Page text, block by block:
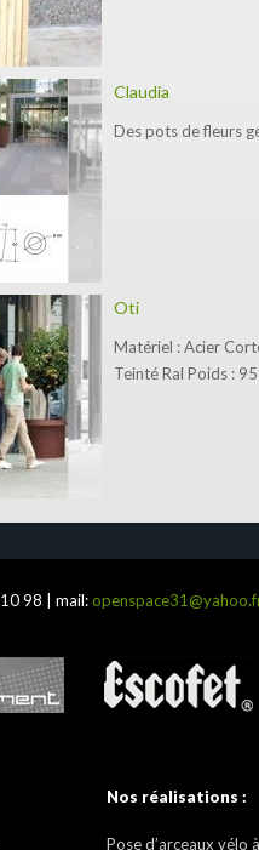
Claudia
Des pots de fleurs
Oti
Matériel : Acier
Teinté Ral Poids :
98 | mail:
Nos réalisations :
Pose d’arceaux vélo